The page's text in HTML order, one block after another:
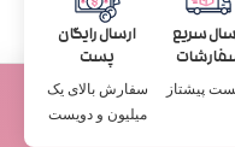
سریع
پیشتاز
ارسال رایگان
پست
سفارش بالای یک
میلیون و دویست